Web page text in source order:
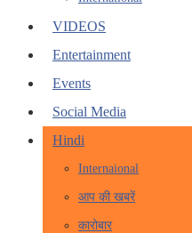
VIDEOS
Entertainment
Events
Social Media
Hindi
Internaional
आप की खबरें
कारोबार